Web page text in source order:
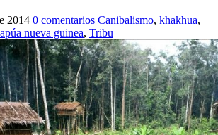
2014 0 comentarios Canibalismo, khakhua,
nueva guinea, Tribu